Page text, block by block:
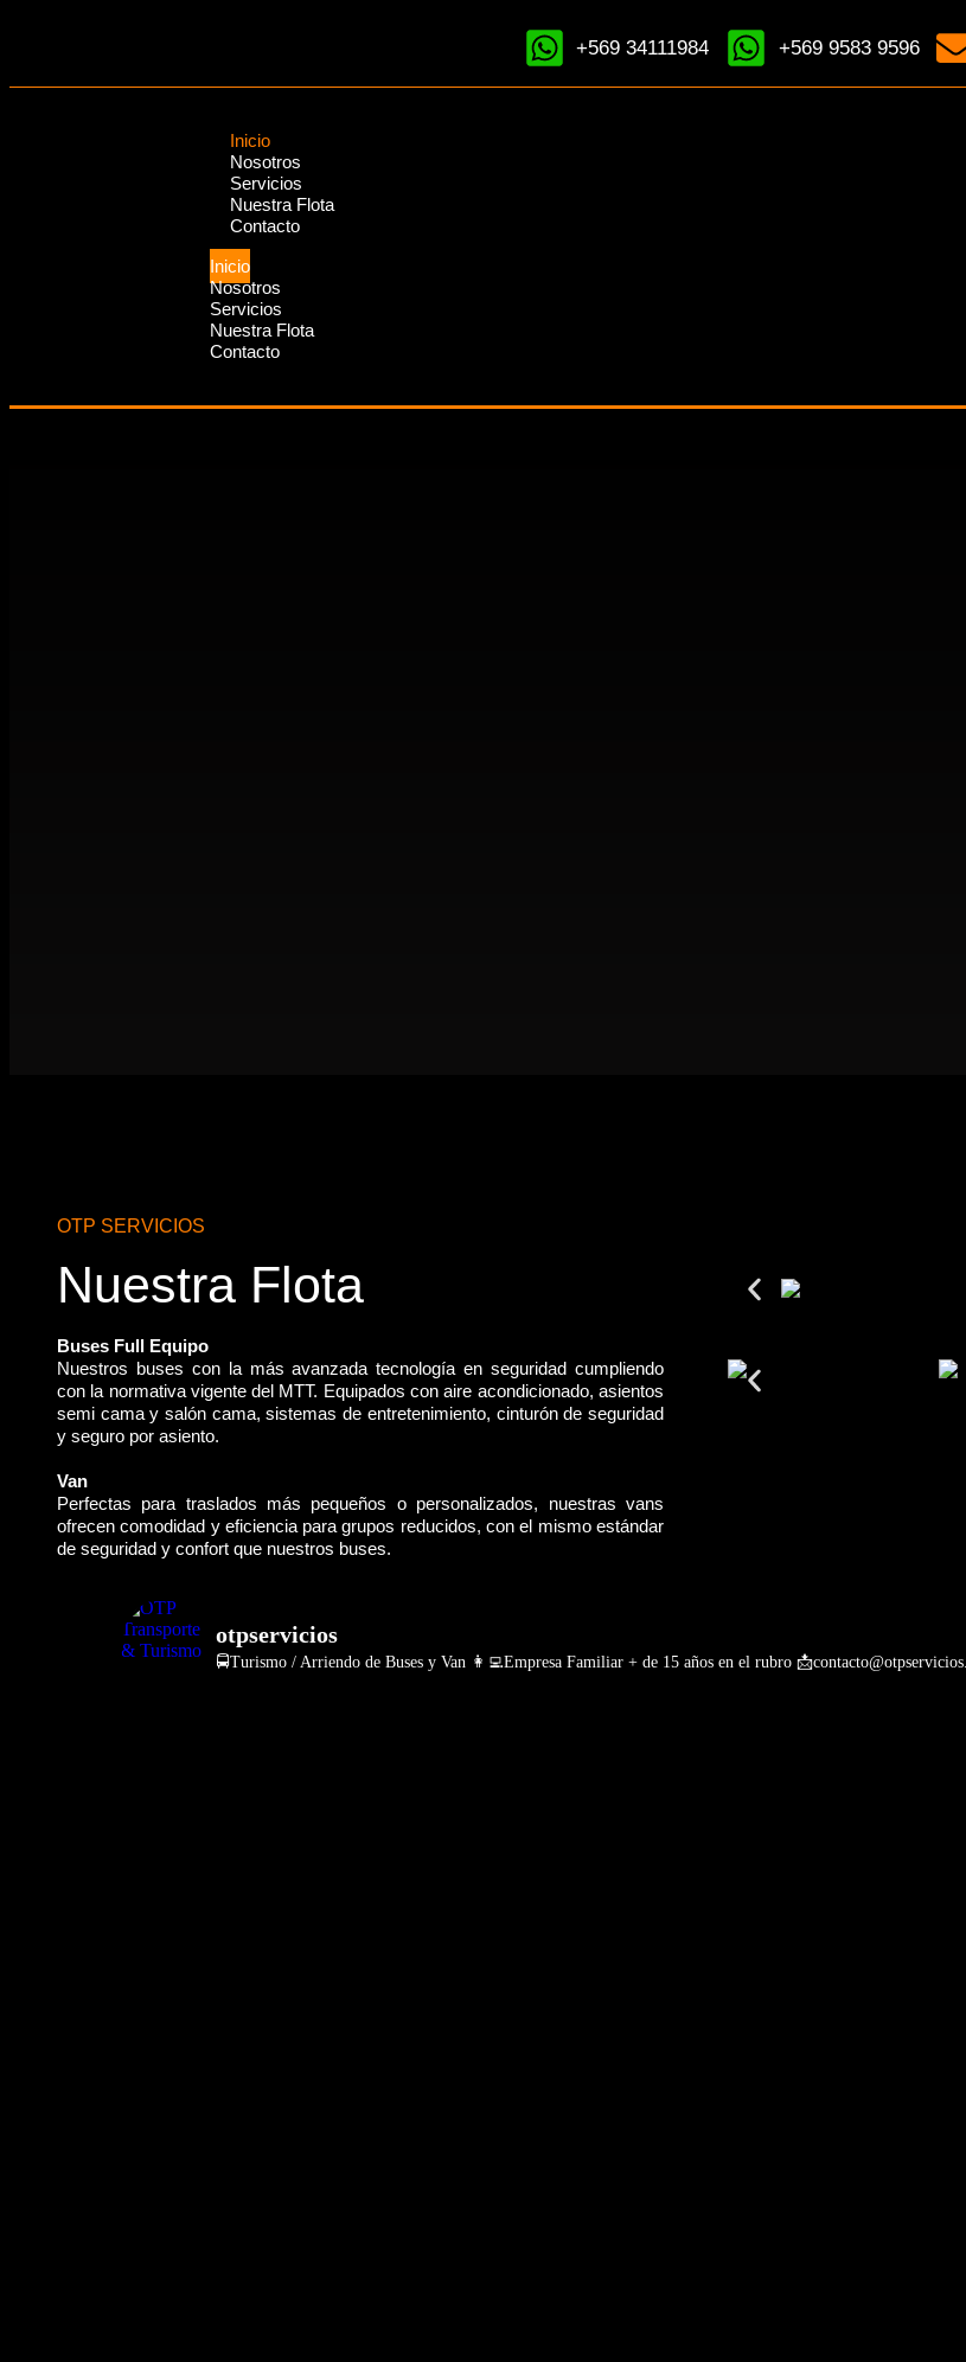
+569 34111984 +569 9583 9596
Inicio
Nosotros
Servicios
Nuestra Flota
Contacto
Inicio
Nosotros
Servicios
Nuestra Flota
Contacto
OTP SERVICIOS
Nuestra Flota
Buses Full Equipo
Nuestros buses con la más avanzada tecnología en seguridad cumpliendo
con la normativa vigente del MTT. Equipados con aire acondicionado, asientos
semi cama y salón cama, sistemas de entretenimiento, cinturón de seguridad
y seguro por asiento.
Van
Perfectas para traslados más pequeños o personalizados, nuestras vans
ofrecen comodidad y eficiencia para grupos reducidos, con el mismo estándar
de seguridad y confort que nuestros buses.
otpservicios
🚍Turismo / Arriendo de Buses y Van 👩‍💻Empresa Familiar + de 15 años en el rubro